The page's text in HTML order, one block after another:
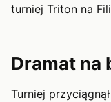
turniej Triton na
Dramat na
Turniej